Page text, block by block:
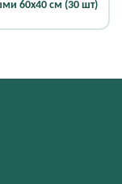
60х40 см (30 шт)